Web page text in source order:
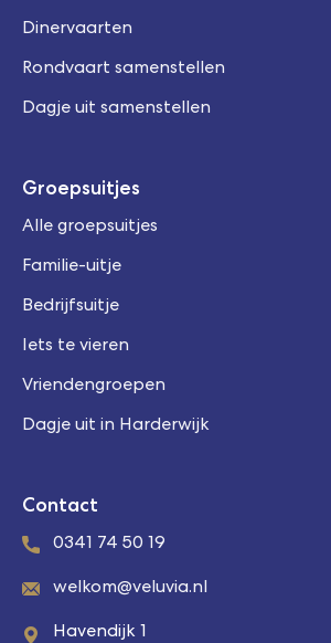
Dinervaarten
Rondvaart samenstellen
Dagje uit samenstellen
Groepsuitjes
Alle groepsuitjes
Familie-uitje
Bedrijfsuitje
Iets te vieren
Vriendengroepen
Dagje uit in Harderwijk
Contact
0341 74 50 19
welkom@veluvia.nl
Havendijk 1